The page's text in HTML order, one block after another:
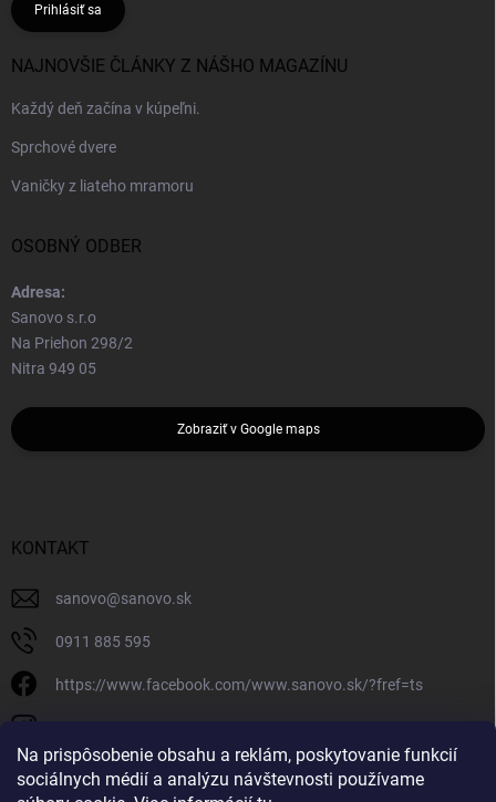
Na prispôsobenie obsahu a reklám, poskytovanie funkcií
sociálnych médií a analýzu návštevnosti používame
Prihlásiť sa
NAJNOVŠIE ČLÁNKY Z NÁŠHO MAGAZÍNU
Každý deň začína v kúpeľni.
Sprchové dvere
Vaničky z liateho mramoru
OSOBNÝ ODBER
Adresa:
Sanovo s.r.o
Na Priehon 298/2
Nitra 949 05
Zobraziť v Google maps
KONTAKT
sanovo@sanovo.sk
0911 885 595
https://www.facebook.com/www.sanovo.sk/?fref=ts